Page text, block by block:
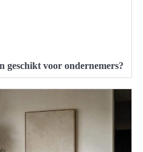
geschikt voor ondernemers?